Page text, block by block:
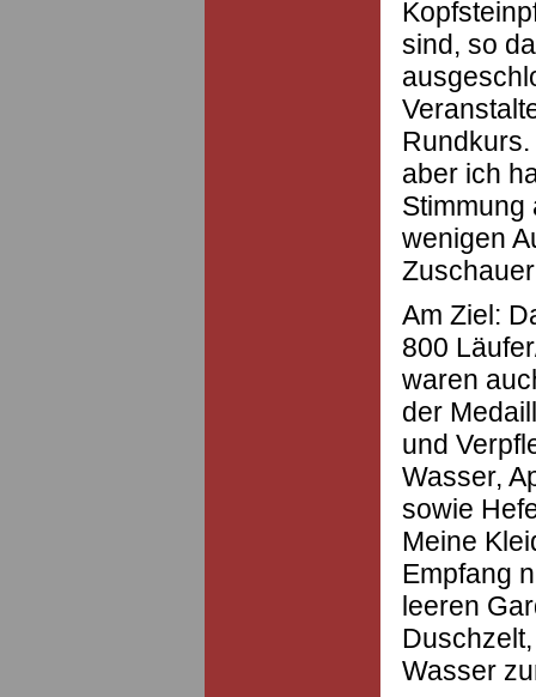
sind, so
aber ich
Stimmung
wenigen
Am Ziel:
800
waren
der
und
Wasser,
sowie
Meine
Empfang
leeren
Wasser